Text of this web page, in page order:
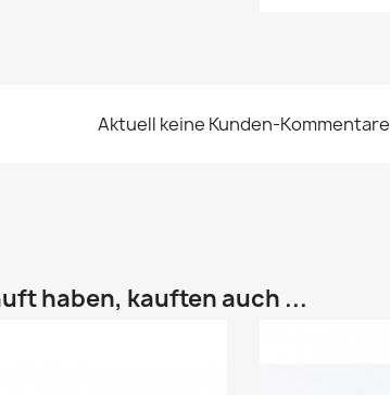
Aktuell keine Kunden-Kommentare
haben, kauften auch ...